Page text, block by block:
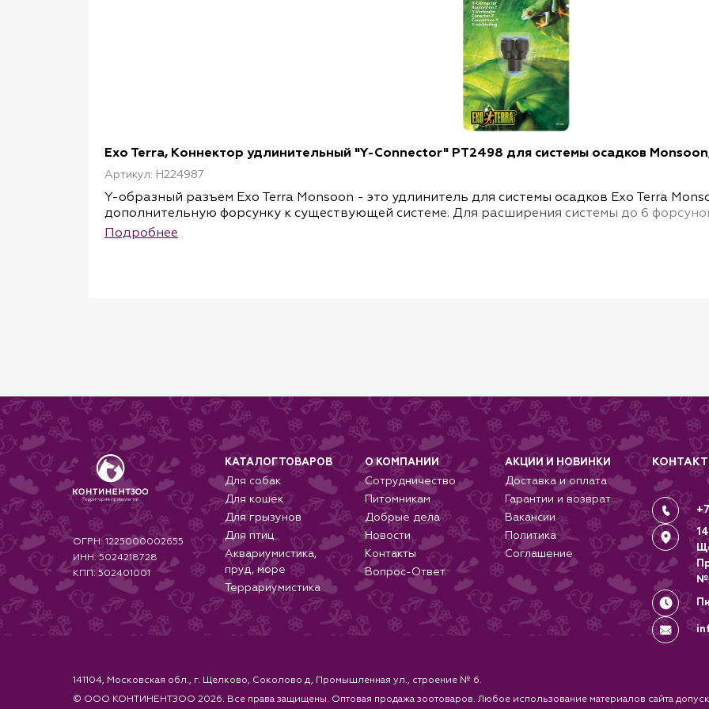
Exo Terra, Коннектор удлинительный "Y-Connector" PT2498 для системы осадков
Артикул: H224987
Y-образный разъем Exo Terra Monsoon - это удлинитель для системы осадков Exo Terra
дополнительную форсунку к существующей системе. Для расширения системы до 6
образных разъемов. Мы рекомендуем использовать дистиллированную воду.
Подробнее
ОГРН: 1225000002655
ИНН: 5024218728
КПП: 502401001
КАТАЛОГ ТОВАРОВ
Для собак
Для кошек
Для грызунов
Для птиц
Аквариумистика,
пруд, море
Террариумистика
О КОМПАНИИ
Сотрудничество
Питомникам
Добрые дела
Новости
Контакты
Вопрос-Ответ
АКЦИИ И НОВИНКИ
Доставка и оплата
Гарантии и возврат
Вакансии
Политика
Соглашение
№
141104, Московская обл., г. Щелково, Соколово д, Промышленная ул., строение № 6.
© ООО КОНТИНЕНТЗОО 2026. Все права защищены. Оптовая продажа зоотоваров. Любое использование материалов сайта